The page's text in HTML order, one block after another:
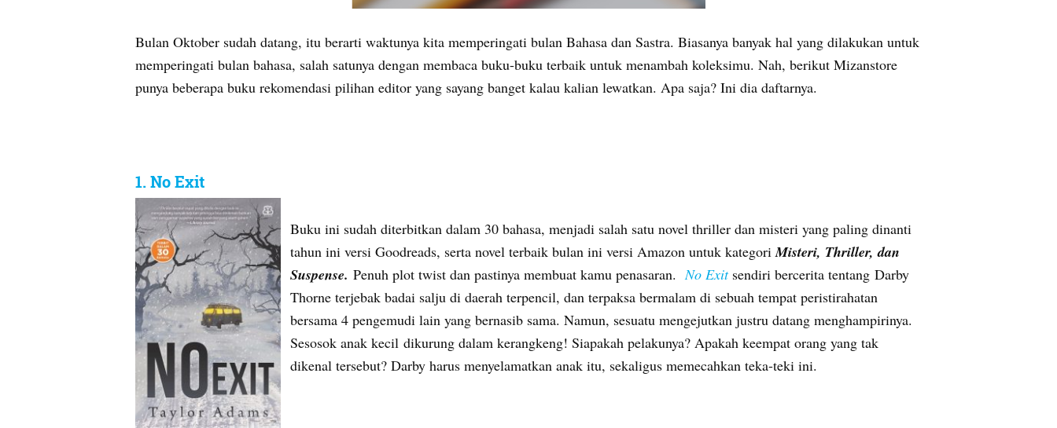
Bulan Oktober sudah datang, itu berarti waktunya kita memperingati bulan Bahasa dan Sastra. Biasanya banyak hal yang dilakukan untuk
memperingati bulan bahasa, salah satunya dengan membaca buku-buku terbaik untuk menambah koleksimu. Nah, berikut Mizanstore
punya beberapa buku rekomendasi pilihan editor yang sayang banget kalau kalian lewatkan. Apa saja? Ini dia daftarnya.
1. No Exit
Buku ini sudah diterbitkan dalam 30 bahasa, menjadi salah satu novel thriller dan misteri yang paling dinanti
tahun ini versi Goodreads, serta novel terbaik bulan ini versi Amazon untuk kategoriMisteri, Thriller, dan
Suspense. Penuh plot twist dan pastinya membuat kamu penasaran. No Exitsendiri bercerita tentang Darby
Thorne terjebak badai salju di daerah terpencil, dan terpaksa bermalam di sebuah tempat peristirahatan
bersama 4 pengemudi lain yang bernasib sama. Namun, sesuatu mengejutkan justru datang menghampirinya.
Sesosok anak kecil dikurung dalam kerangkeng! Siapakah pelakunya? Apakah keempat orang yang tak
dikenal tersebut? Darby harus menyelamatkan anak itu, sekaligus memecahkan teka-teki ini.